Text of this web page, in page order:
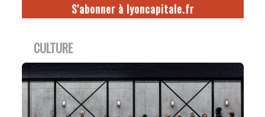
S'abonner à lyoncapitale.fr
CULTURE